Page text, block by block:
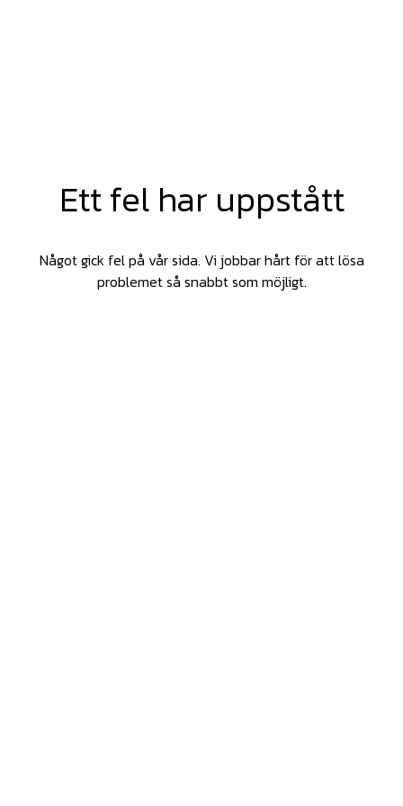
Ett fel har uppstått
Något gick fel på vår sida. Vi jobbar hårt för att lösa
problemet så snabbt som möjligt.